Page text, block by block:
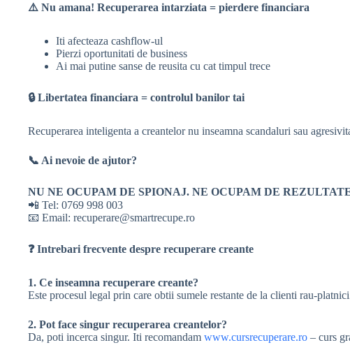
⚠️ Nu amana! Recuperarea intarziata = pierdere financiara
Iti afecteaza cashflow-ul
Pierzi oportunitati de business
Ai mai putine sanse de reusita cu cat timpul trece
🔒Libertatea financiara = controlul banilor tai
Recuperarea inteligenta a creantelor nu inseamna scandaluri sau
📞 Ai nevoie de ajutor?
NU NE OCUPAM DE SPIONAJ. NE OCUPAM DE
📲 Tel: 0769 998 003
📧 Email: recuperare@smartrecupe.ro
❓Intrebari frecvente despre recuperare creante
1. Ce inseamna recuperare creante?
Este procesul legal prin care obtii sumele restante de la clienti rau-
2. Pot face singur recuperarea creantelor?
Da, poti incerca singur. Iti recomandam www.cursrecuperare.ro – curs